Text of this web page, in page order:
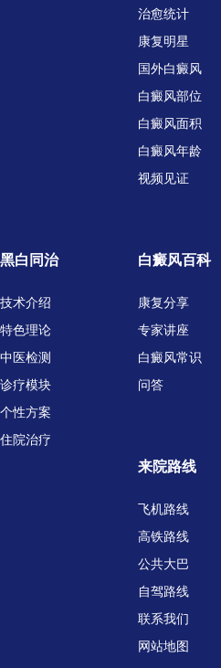
治愈统计
康复明星
国外白癜风
白癜风部位
白癜风面积
白癜风年龄
视频见证
黑白同治
技术介绍
特色理论
中医检测
诊疗模块
个性方案
住院治疗
白癜风百科
康复分享
专家讲座
白癜风常识
问答
来院路线
飞机路线
高铁路线
公共大巴
自驾路线
联系我们
网站地图